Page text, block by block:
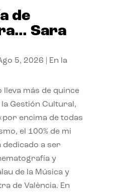
de
Sara
5, 2026
En la
lleva más de quince
Gestión Cultural,
encima de todas
el 100% de mi
a ser
y
de la Música y
de València. En